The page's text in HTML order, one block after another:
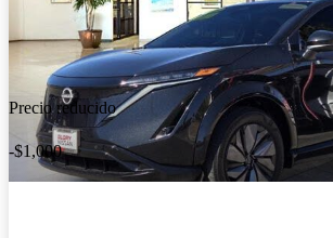
Precio reducido
-$1,000